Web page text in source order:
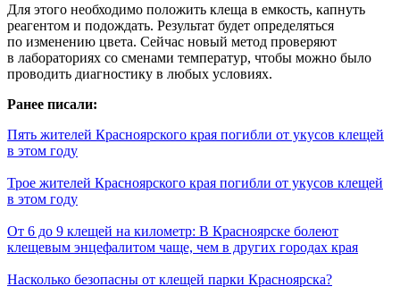
Для этого необходимо положить клеща в емкость, капнуть
реагентом и подождать. Результат будет определяться
по изменению цвета. Сейчас новый метод проверяют
в лабораториях со сменами температур, чтобы можно было
проводить диагностику в любых условиях.
Ранее писали:
Пять жителей Красноярского края погибли от укусов клещей
в этом году
Трое жителей Красноярского края погибли от укусов клещей
в этом году
От 6 до 9 клещей на километр: В Красноярске болеют
клещевым энцефалитом чаще, чем в других городах края
Насколько безопасны от клещей парки Красноярска?